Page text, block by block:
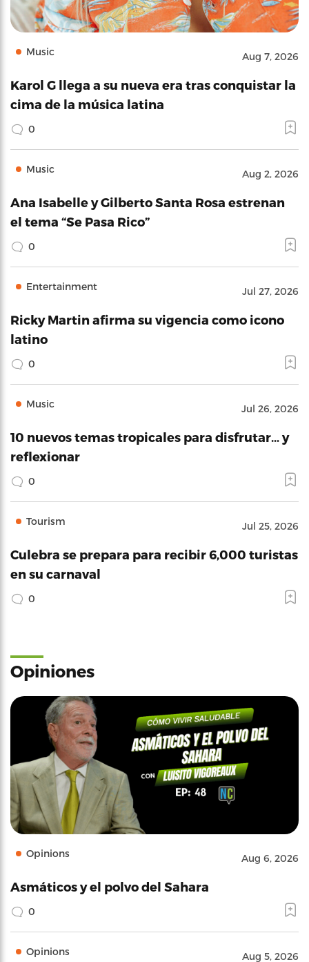
Music Aug 7, 2026
Karol G llega a su nueva era tras conquistar la
cima de la música latina
0
Music Aug 2, 2026
Ana Isabelle y Gilberto Santa Rosa estrenan
el tema “Se Pasa Rico”
0
Entertainment Jul 27, 2026
Ricky Martin afirma su vigencia como icono
latino
0
Music Jul 26, 2026
10 nuevos temas tropicales para disfrutar… y
reflexionar
0
Tourism Jul 25, 2026
Culebra se prepara para recibir 6,000 turistas
en su carnaval
0
Opiniones
Opinions Aug 6, 2026
Asmáticos y el polvo del Sahara
0
Opinions Aug 5, 2026